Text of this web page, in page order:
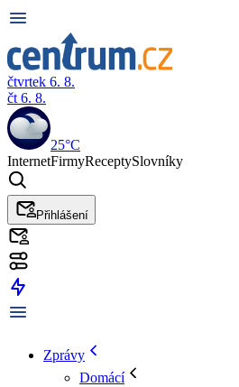
čtvrtek 6. 8.
čt 6. 8.
25°C
InternetFirmyReceptySlovníky
Přihlášení
Zprávy
Domácí